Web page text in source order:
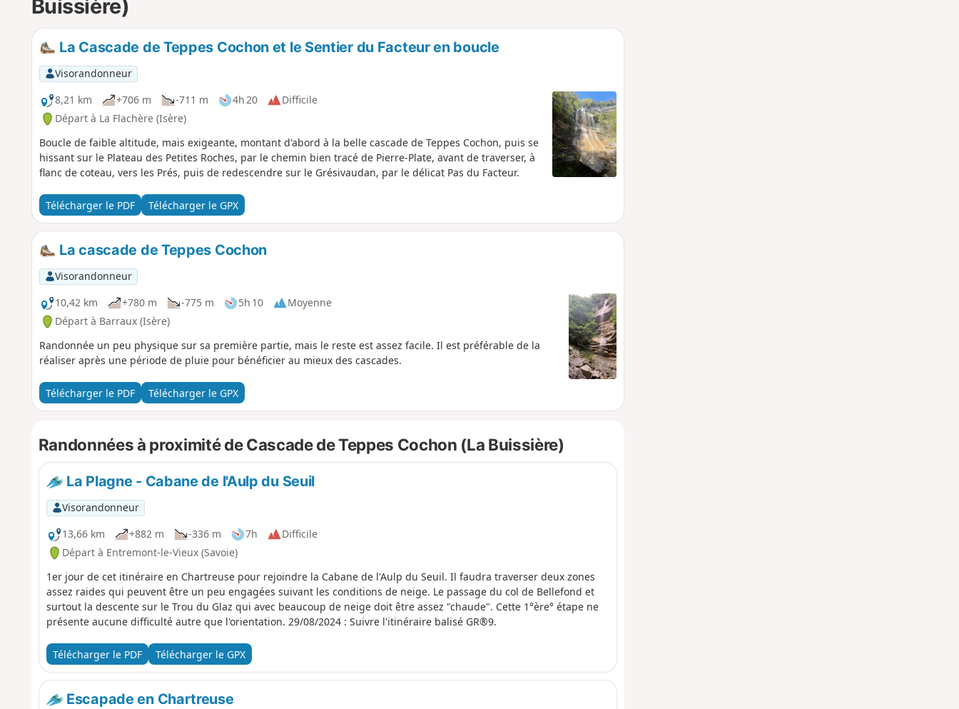
m
i
Buissière)
La Cascade de Teppes Cochon et le Sentier du Facteur en boucle
Visorandonneur
8,21 km
+706 m -711 m 4h 20
Difficile
Départ à La Flachère (Isère)
Boucle de faible altitude, mais exigeante, montant d'abord à la belle cascade de Teppes Cochon, puis se
hissant sur le Plateau des Petites Roches, par le chemin bien tracé de Pierre-Plate, avant de traverser, à
flanc de coteau, vers les Prés, puis de redescendre sur le Grésivaudan, par le délicat Pas du Facteur.
Télécharger le PDF Télécharger le GPX
La cascade de Teppes Cochon
Visorandonneur
10,42 km
+780 m -775 m 5h 10
Moyenne
Départ à Barraux (Isère)
Randonnée un peu physique sur sa première partie, mais le reste est assez facile. Il est préférable de la
réaliser après une période de pluie pour bénéficier au mieux des cascades.
Télécharger le PDF Télécharger le GPX
Randonnées à proximité de Cascade de Teppes Cochon (La Buissière)
La Plagne - Cabane de l'Aulp du Seuil
Visorandonneur
13,66 km
+882 m -336 m 7h
Difficile
Départ à Entremont-le-Vieux (Savoie)
1er jour de cet itinéraire en Chartreuse pour rejoindre la Cabane de l'Aulp du Seuil. Il faudra traverser deux zones
assez raides qui peuvent être un peu engagées suivant les conditions de neige. Le passage du col de Bellefond et
surtout la descente sur le Trou du Glaz qui avec beaucoup de neige doit être assez "chaude". Cette 1°ère° étape ne
présente aucune difficulté autre que l'orientation. 29/08/2024 : Suivre l'itinéraire balisé GR®9.
Télécharger le PDF Télécharger le GPX
Escapade en Chartreuse